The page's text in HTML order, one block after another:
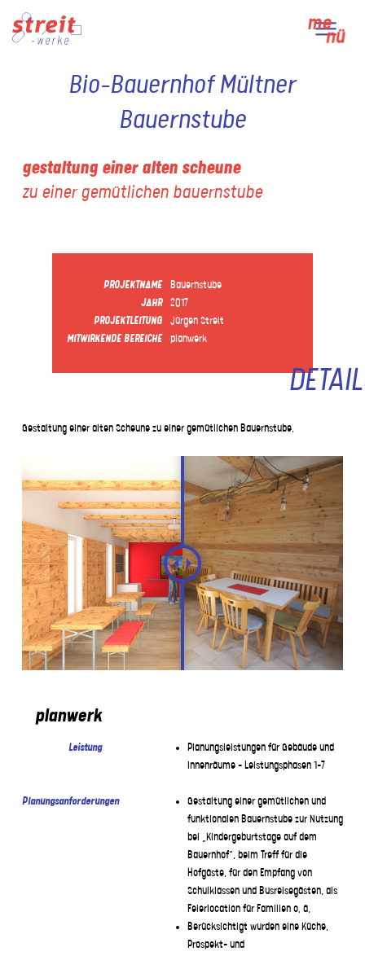
content
me
nü
Bio-Bauernhof Mültner
Bauernstube
gestaltung einer alten scheune
zu einer gemütlichen bauernstube
PROJEKTNAME
Bauernstube
JAHR
2017
PROJEKTLEITUNG
Jürgen Streit
MITWIRKENDE BEREICHE
planwerk
Gestaltung einer alten Scheune zu einer gemütlichen Bauernstube.
planwerk
Leistung
Planungsleistungen für Gebäude und
Innenräume – Leistungsphasen 1-7
Planungsanforderungen
Gestaltung einer gemütlichen und
funktionalen Bauernstube zur Nutzung
bei „Kindergeburtstage auf dem
Bauernhof“, beim Treff für die
Hofgäste, für den Empfang von
Schulklassen und Busreisegästen, als
Feierlocation für Familien o. ä.
Berücksichtigt wurden eine Küche,
Prospekt- und